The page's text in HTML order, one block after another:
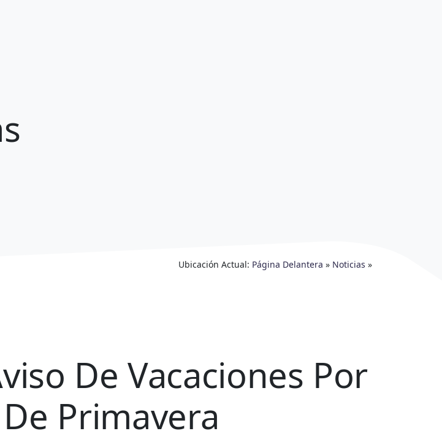
Ubicación Actual: Página Delantera » Noticias »
De Vacaciones Por
Primavera